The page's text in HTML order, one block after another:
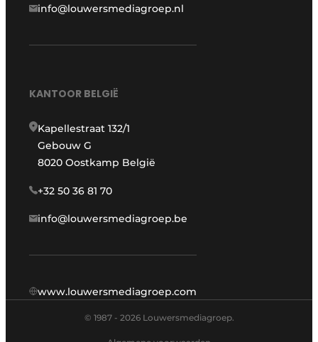
info@louwersmediagroep.nl
KANTOOR BELGIË
Kapellestraat 132/1
Gebouw G
8020 Oostkamp België
+32 50 36 81 70
info@louwersmediagroep.be
www.louwersmediagroep.com
© 1987 - 2026 Louwersmediagroep.